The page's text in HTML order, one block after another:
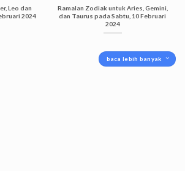
Leo dan
2024
Ramalan Zodiak untuk Aries, Gemini,
dan Taurus pada Sabtu, 10 Februari
2024
baca lebih banyak